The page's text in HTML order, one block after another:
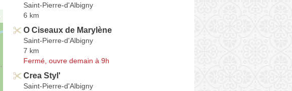
Saint-Pierre-d'Albigny
6 km
O Ciseaux de Marylène
Saint-Pierre-d'Albigny
7 km
Fermé, ouvre demain à 9h
Crea Styl'
Saint-Pierre-d'Albigny